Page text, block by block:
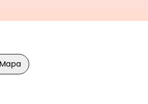
widok mapy
Mapa